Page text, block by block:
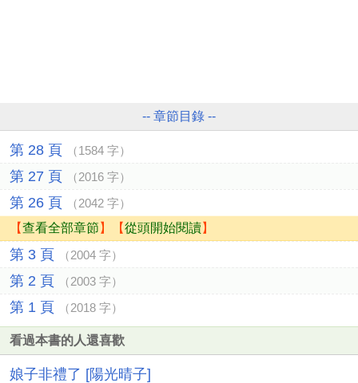
-- 章節目錄 --
第 28 頁 （1584 字）
第 27 頁 （2016 字）
第 26 頁 （2042 字）
【查看全部章節 】【從頭開始閱讀】
第 3 頁 （2004 字）
第 2 頁 （2003 字）
第 1 頁 （2018 字）
看過本書的人還喜歡
娘子非禮了 [陽光晴子]